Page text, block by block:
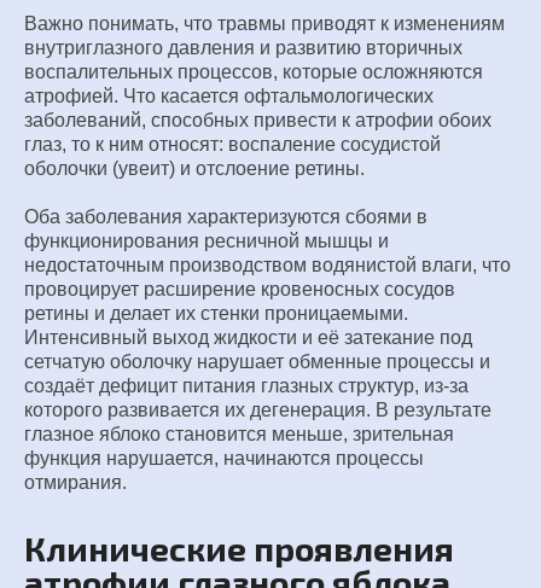
Важно понимать, что травмы приводят к изменениям
внутриглазного давления и развитию вторичных
воспалительных процессов, которые осложняются
атрофией. Что касается офтальмологических
заболеваний, способных привести к атрофии обоих
глаз, то к ним относят: воспаление сосудистой
оболочки (увеит) и отслоение ретины.
Оба заболевания характеризуются сбоями в
функционирования ресничной мышцы и
недостаточным производством водянистой влаги, что
провоцирует расширение кровеносных сосудов
ретины и делает их стенки проницаемыми.
Интенсивный выход жидкости и её затекание под
сетчатую оболочку нарушает обменные процессы и
создаёт дефицит питания глазных структур, из-за
которого развивается их дегенерация. В результате
глазное яблоко становится меньше, зрительная
функция нарушается, начинаются процессы
отмирания.
Клинические проявления